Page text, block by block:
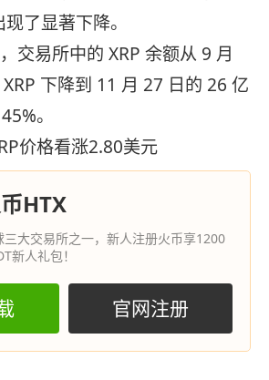
了显著下降。
交易所中的 XRP 余额从 9 月
下降到 11 月 27 日的 26 亿
。
HTX
三大交易所之一，新人注册火币享1200
新人礼包！
官网注册